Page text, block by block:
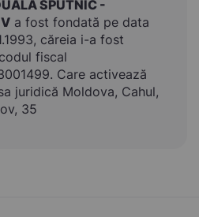
SPUTNIC -
a fost fondată pe data
căreia i-a fost
fiscal
Care activează
juridică Moldova, Cahul,
35